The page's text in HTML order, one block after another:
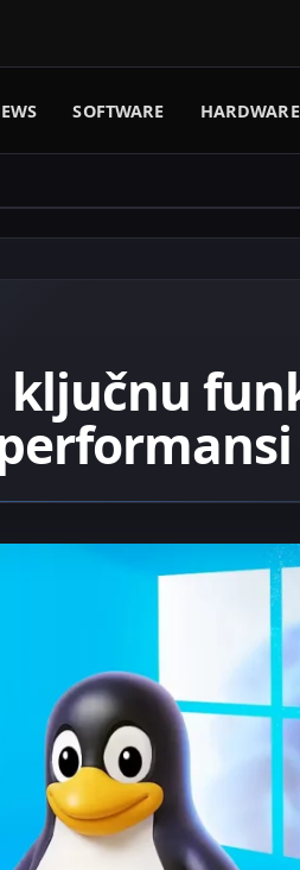
SOFTWARE HARDWARE